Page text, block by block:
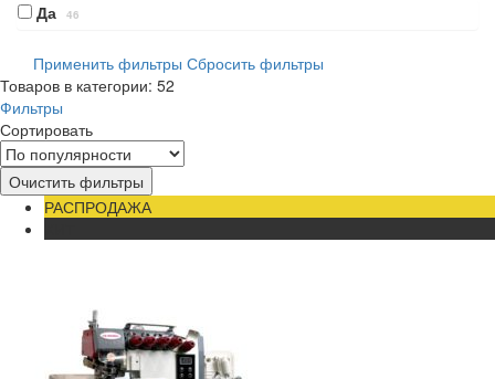
Да
46
Применить фильтры Сбросить фильтры
Товаров в категории: 52
Фильтры
Сортировать
Очистить фильтры
РАСПРОДАЖА